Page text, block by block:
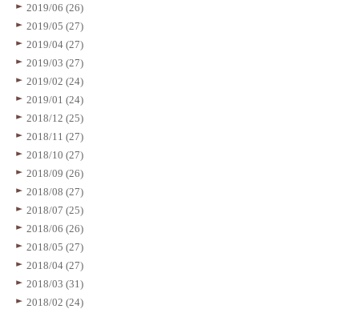
2019/06 (26)
2019/05 (27)
2019/04 (27)
2019/03 (27)
2019/02 (24)
2019/01 (24)
2018/12 (25)
2018/11 (27)
2018/10 (27)
2018/09 (26)
2018/08 (27)
2018/07 (25)
2018/06 (26)
2018/05 (27)
2018/04 (27)
2018/03 (31)
2018/02 (24)